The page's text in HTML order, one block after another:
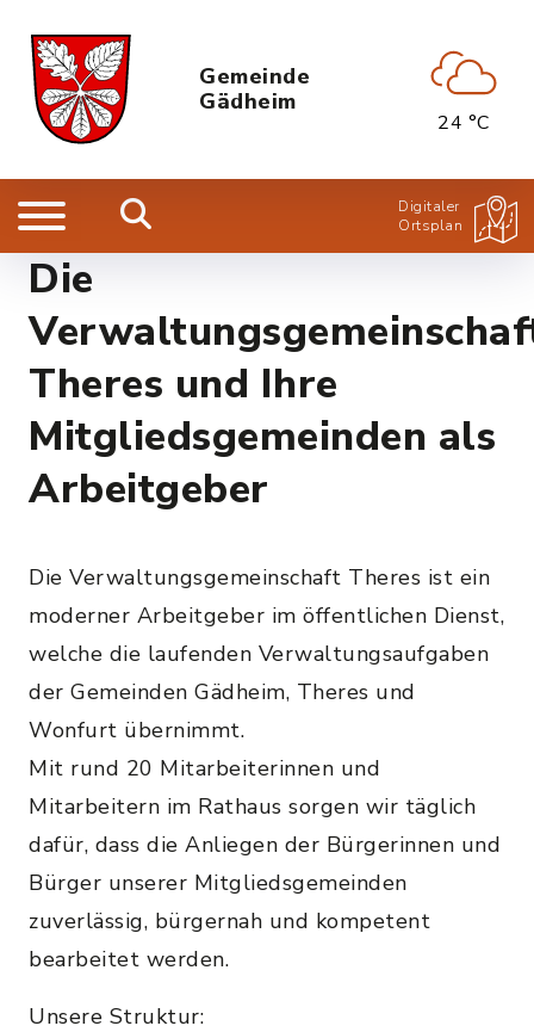
Gemeinde
Gädheim
24 °C
Digitaler
Ortsplan
Die
Theres und Ihre
Mitgliedsgemeinden als
Arbeitgeber
Die Verwaltungsgemeinschaft Theres ist ein
moderner Arbeitgeber im öffentlichen Dienst,
welche die laufenden Verwaltungsaufgaben
der Gemeinden Gädheim, Theres und
Wonfurt übernimmt.
Mit rund 20 Mitarbeiterinnen und
Mitarbeitern im Rathaus sorgen wir täglich
dafür, dass die Anliegen der Bürgerinnen und
Bürger unserer Mitgliedsgemeinden
zuverlässig, bürgernah und kompetent
bearbeitet werden.
Unsere Struktur: